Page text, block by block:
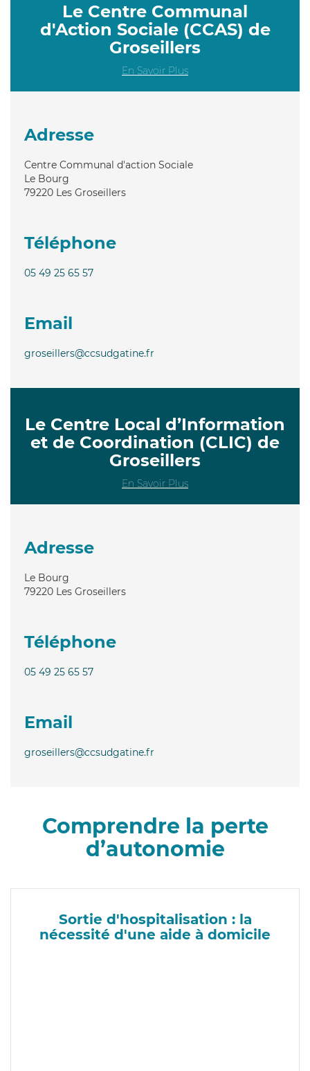
Le Centre Communal
d'Action Sociale (CCAS) de
Groseillers
En Savoir Plus
Adresse
Centre Communal d'action Sociale
Le Bourg
79220 Les Groseillers
Téléphone
05 49 25 65 57
Email
groseillers@ccsudgatine.fr
Le Centre Local d’Information
et de Coordination (CLIC) de
Groseillers
En Savoir Plus
Adresse
Le Bourg
79220 Les Groseillers
Téléphone
05 49 25 65 57
Email
groseillers@ccsudgatine.fr
Comprendre la perte
d’autonomie
Sortie d'hospitalisation : la
nécessité d'une aide à domicile